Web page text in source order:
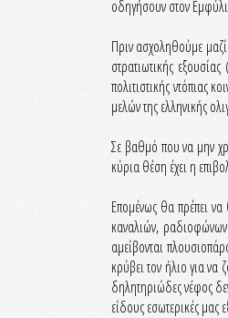
οδηγήσουν στον
Πριν ασχοληθούμε μαζί
στρατιωτικής
πολιτιστικής ντόπιας
μελών της ελληνικής
Σε βαθμό που να μην
κύρια θέση έχει η
Επομένως θα πρέπει
καναλιών,
αμείβονται
κρύβει τον ήλιο για
δηλητηριώδες νέφος
είδους εσωτερικές μας